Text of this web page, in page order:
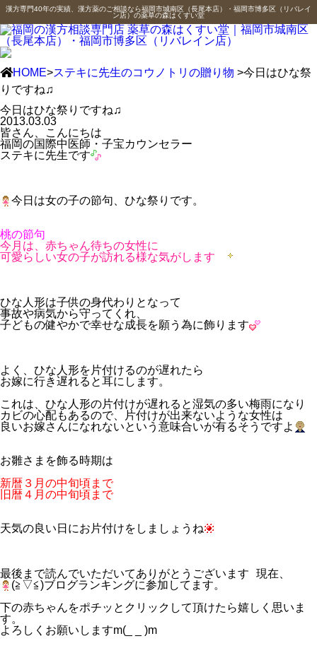
漢方専門40年の実績、漢方薬のご相談なら福岡市城南区（長尾本店）・福岡市博多区（リバレイ
ン店）の薬草の森はくすい堂
HOME>ステキに先生のコウノトリの贈り物 >今日はひな祭
りですね♫
今日はひな祭りですね♫
2013.03.03
皆さん、こんにちは
福岡の国際中医師・子宝カウンセラー
ステキに先生です
今日は女の子の節句、ひな祭りです。
桃の節句
今月は、赤ちゃん待ちの女性に
可愛らしい女の子が訪れる様な気がします
ひな人形は子供の身代わりとなって
事故や病気から守ってくれ、
子どもの健やかで幸せな成長を願う為に飾ります
よく、ひな人形を片付けるのが遅れたら
お嫁に行き遅れると耳にします。
これは、ひな人形の片付けが遅れると湿気の多い梅雨になり
カビの心配もあるので、片付けが出来ないような女性は
良いお嫁さんになれないという意味合いが有るそうですよ
お雛さまを飾る時期は
新暦３月の中旬頃まで
旧暦４月の中旬頃まで
天気の良い日にお片付けをしましょうね
最後まで読んでいただいてありがとうございます 現在、
(≧▽≦)ブログランキングに参加してます。
下の赤ちゃんをポチッとクリックして頂けたら嬉しく思いま
す。
よろしくお願いしますm(_ _ )m